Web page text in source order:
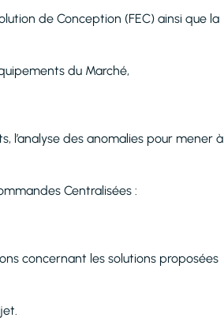
de Conception (FEC) ainsi que la
du Marché,
l’analyse des anomalies pour mener à
Centralisées :
concernant les solutions proposées